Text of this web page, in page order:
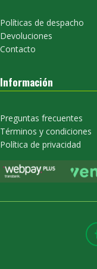
Políticas de despacho
Devoluciones
Contacto
Información
Preguntas frecuentes
Términos y condiciones
Política de privacidad